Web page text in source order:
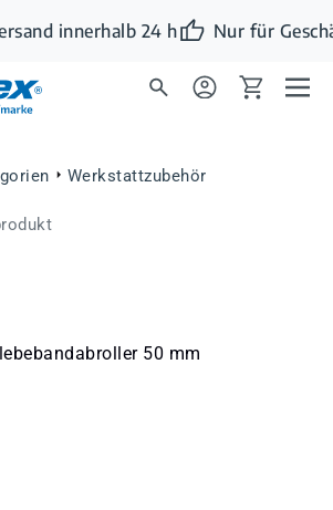
innerhalb 24 h Nur für
Werkstattzubehör